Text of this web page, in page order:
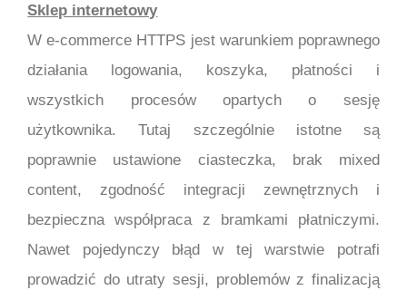
Sklep internetowy
W e-commerce HTTPS jest warunkiem poprawnego
działania logowania, koszyka, płatności i
wszystkich procesów opartych o sesję
użytkownika. Tutaj szczególnie istotne są
poprawnie ustawione ciasteczka, brak mixed
content, zgodność integracji zewnętrznych i
bezpieczna współpraca z bramkami płatniczymi.
Nawet pojedynczy błąd w tej warstwie potrafi
prowadzić do utraty sesji, problemów z finalizacją